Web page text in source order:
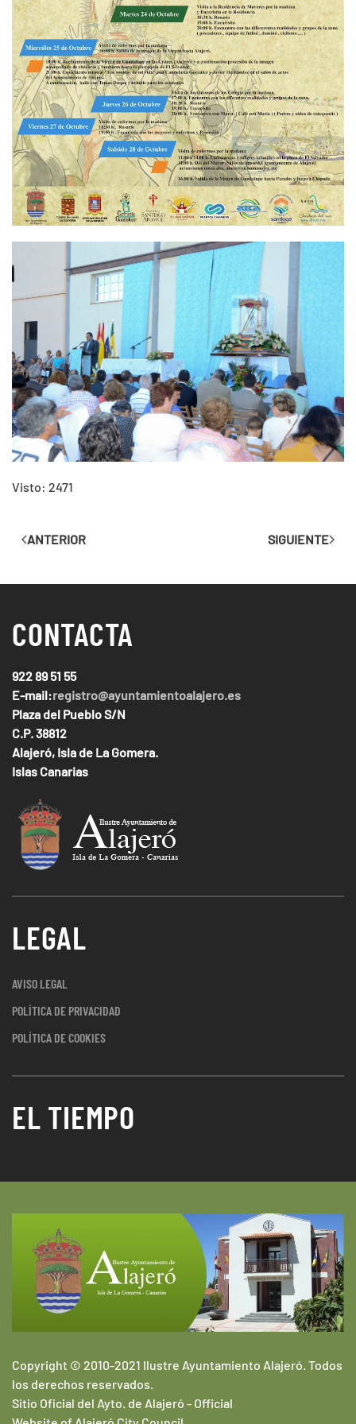
Visto: 2471
ANTERIOR SIGUIENTE
CONTACTA
922 89 51 55
E-mail:registro@ayuntamientoalajero.es
Plaza del Pueblo S/N
C.P. 38812
Alajeró, Isla de La Gomera.
Islas Canarias
LEGAL
AVISO LEGAL
POLÍTICA DE PRIVACIDAD
POLÍTICA DE COOKIES
EL TIEMPO
Copyright © 2010-2021 Ilustre Ayuntamiento Alajeró. Todos
los derechos reservados.
Sitio Oficial del Ayto. de Alajeró - Official